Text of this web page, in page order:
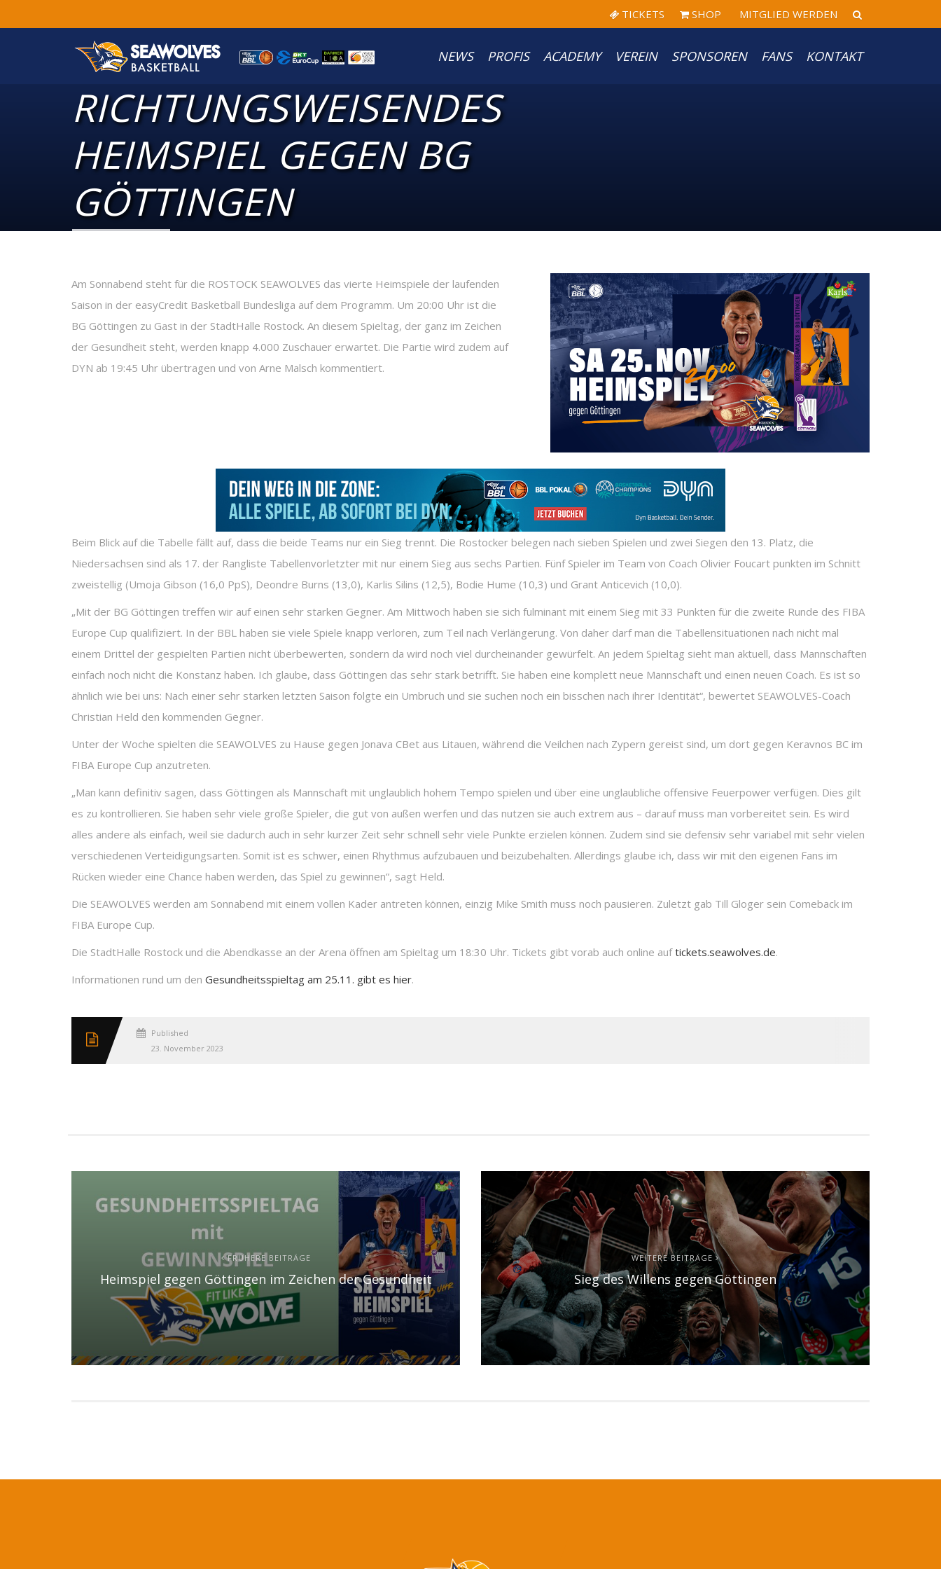
TICKETS SHOP MITGLIED WERDEN
NEWS PROFIS ACADEMY VEREIN SPONSOREN FANS KONTAKT
RICHTUNGSWEISENDES
HEIMSPIEL GEGEN BG
GÖTTINGEN
Am Sonnabend steht für die ROSTOCK SEAWOLVES das vierte Heimspiele der laufenden
Saison in der easyCredit Basketball Bundesliga auf dem Programm. Um 20:00 Uhr ist die
BG Göttingen zu Gast in der StadtHalle Rostock. An diesem Spieltag, der ganz im Zeichen
der Gesundheit steht, werden knapp 4.000 Zuschauer erwartet. Die Partie wird zudem auf
DYN ab 19:45 Uhr übertragen und von Arne Malsch kommentiert.
Beim Blick auf die Tabelle fällt auf, dass die beide Teams nur ein Sieg trennt. Die Rostocker belegen nach sieben Spielen und zwei Siegen den 13. Platz, die
Niedersachsen sind als 17. der Rangliste Tabellenvorletzter mit nur einem Sieg aus sechs Partien. Fünf Spieler im Team von Coach Olivier Foucart punkten im Schnitt
zweistellig (Umoja Gibson (16,0 PpS), Deondre Burns (13,0), Karlis Silins (12,5), Bodie Hume (10,3) und Grant Anticevich (10,0).
„Mit der BG Göttingen treffen wir auf einen sehr starken Gegner. Am Mittwoch haben sie sich fulminant mit einem Sieg mit 33 Punkten für die zweite Runde des FIBA
Europe Cup qualifiziert. In der BBL haben sie viele Spiele knapp verloren, zum Teil nach Verlängerung. Von daher darf man die Tabellensituationen nach nicht mal
einem Drittel der gespielten Partien nicht überbewerten, sondern da wird noch viel durcheinander gewürfelt. An jedem Spieltag sieht man aktuell, dass Mannschaften
einfach noch nicht die Konstanz haben. Ich glaube, dass Göttingen das sehr stark betrifft. Sie haben eine komplett neue Mannschaft und einen neuen Coach. Es ist so
ähnlich wie bei uns: Nach einer sehr starken letzten Saison folgte ein Umbruch und sie suchen noch ein bisschen nach ihrer Identität“, bewertet SEAWOLVES-Coach
Christian Held den kommenden Gegner.
Unter der Woche spielten die SEAWOLVES zu Hause gegen Jonava CBet aus Litauen, während die Veilchen nach Zypern gereist sind, um dort gegen Keravnos BC im
FIBA Europe Cup anzutreten.
„Man kann definitiv sagen, dass Göttingen als Mannschaft mit unglaublich hohem Tempo spielen und über eine unglaubliche offensive Feuerpower verfügen. Dies gilt
es zu kontrollieren. Sie haben sehr viele große Spieler, die gut von außen werfen und das nutzen sie auch extrem aus – darauf muss man vorbereitet sein. Es wird
alles andere als einfach, weil sie dadurch auch in sehr kurzer Zeit sehr schnell sehr viele Punkte erzielen können. Zudem sind sie defensiv sehr variabel mit sehr vielen
verschiedenen Verteidigungsarten. Somit ist es schwer, einen Rhythmus aufzubauen und beizubehalten. Allerdings glaube ich, dass wir mit den eigenen Fans im
Rücken wieder eine Chance haben werden, das Spiel zu gewinnen“, sagt Held.
Die SEAWOLVES werden am Sonnabend mit einem vollen Kader antreten können, einzig Mike Smith muss noch pausieren. Zuletzt gab Till Gloger sein Comeback im
FIBA Europe Cup.
Die StadtHalle Rostock und die Abendkasse an der Arena öffnen am Spieltag um 18:30 Uhr. Tickets gibt vorab auch online auftickets.seawolves.de.
Informationen rund um den Gesundheitsspieltag am 25.11. gibt es hier.
Published
23. November 2023
FRÜHERE BEITRÄGE
Heimspiel gegen Göttingen im Zeichen der Gesundheit
WEITERE BEITRÄGE
Sieg des Willens gegen Göttingen